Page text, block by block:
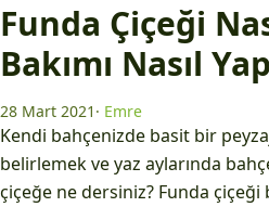
Funda Çiçeği
Bakımı Nasıl
28 Mart 2021 · Emre
Kendi bahçenizde basit bir
belirlemek ve yaz aylarında
çiçeğe ne dersiniz? Funda